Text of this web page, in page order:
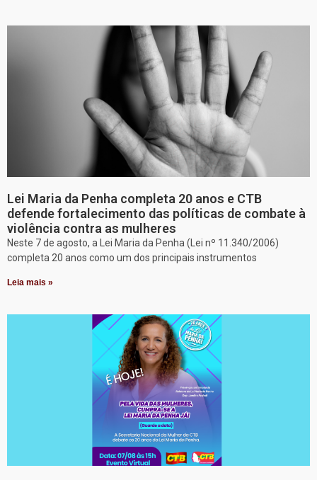
Lei Maria da Penha completa 20 anos e CTB
defende fortalecimento das políticas de combate à
violência contra as mulheres
Neste 7 de agosto, a Lei Maria da Penha (Lei nº 11.340/2006)
completa 20 anos como um dos principais instrumentos
Leia mais »